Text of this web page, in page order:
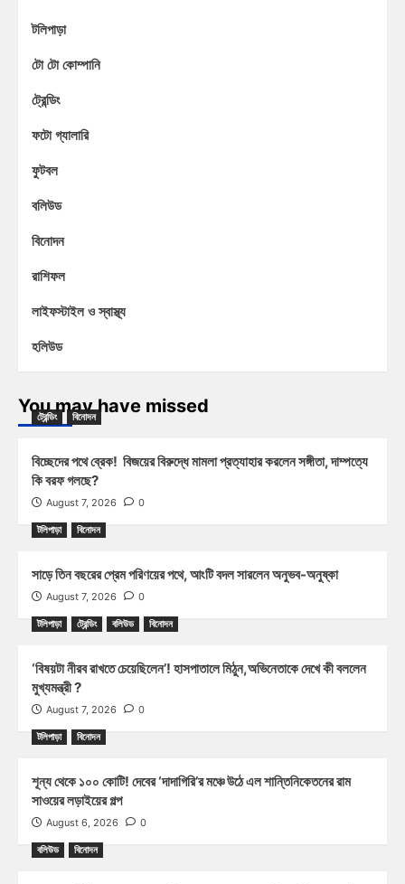
টলিপাড়া
টো টো কোম্পানি
ট্রেন্ডিং
ফটো গ্যালারি
ফুটবল
বলিউড
বিনোদন
রাশিফল
লাইফস্টাইল ও স্বাস্থ্য
হলিউড
You may have missed
ট্রেন্ডিং বিনোদন
বিচ্ছেদের পথে ব্রেক! বিজয়ের বিরুদ্ধে মামলা প্রত্যাহার করলেন সঙ্গীতা, দাম্পত্যে
কি বরফ গলছে?
August 7, 2026 0
টলিপাড়া বিনোদন
সাড়ে তিন বছরের প্রেম পরিণয়ের পথে, আংটি বদল সারলেন অনুভব-অনুষ্কা
August 7, 2026 0
টলিপাড়া ট্রেন্ডিং বলিউড বিনোদন
‘বিষয়টা নীরব রাখতে চেয়েছিলেন’! হাসপাতালে মিঠুন,অভিনেতাকে দেখে কী বললেন
মুখ্যমন্ত্রী ?
August 7, 2026 0
টলিপাড়া বিনোদন
শূন্য থেকে ১০০ কোটি! দেবের ‘দাদাগিরি’র মঞ্চে উঠে এল শান্তিনিকেতনের রাম
সাওয়ের লড়াইয়ের গল্প
August 6, 2026 0
বলিউড বিনোদন